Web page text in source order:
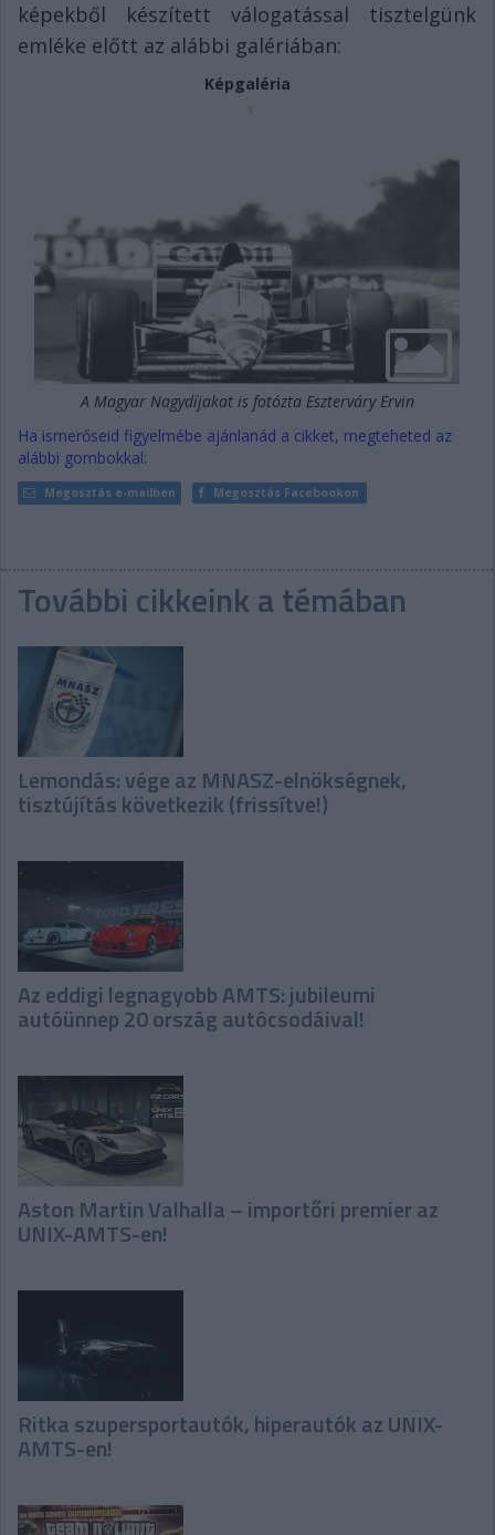
képekből készített válogatással tisztelgünk
emléke előtt az alábbi galériában:
Képgaléria
A Magyar Nagydíjakat is fotózta Eszterváry Ervin
Ha ismerőseid figyelmébe ajánlanád a cikket, megteheted az
alábbi gombokkal:
Megosztás e-mailben Megosztás Facebookon
További cikkeink a témában
Lemondás: vége az MNASZ-elnökségnek,
tisztújítás következik (frissítve!)
Az eddigi legnagyobb AMTS: jubileumi
autóünnep 20 ország autócsodáival!
Aston Martin Valhalla – importőri premier az
UNIX-AMTS-en!
Ritka szupersportautók, hiperautók az UNIX-
AMTS-en!